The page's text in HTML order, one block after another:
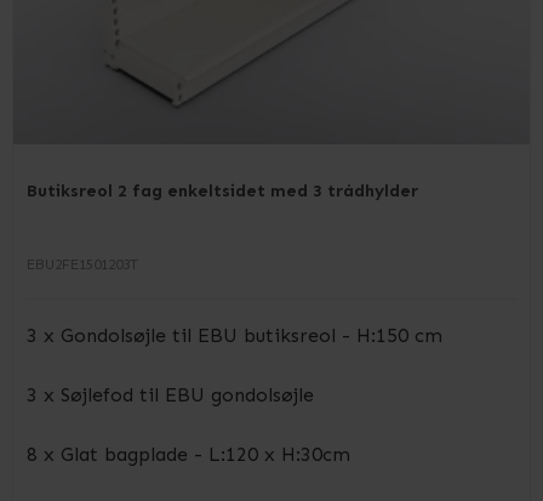
Butiksreol 2 fag enkeltsidet med 3 trådhylder
EBU2FE1501203T
3 x Gondolsøjle til EBU butiksreol - H:150 cm
3 x Søjlefod til EBU gondolsøjle
8 x Glat bagplade - L:120 x H:30cm